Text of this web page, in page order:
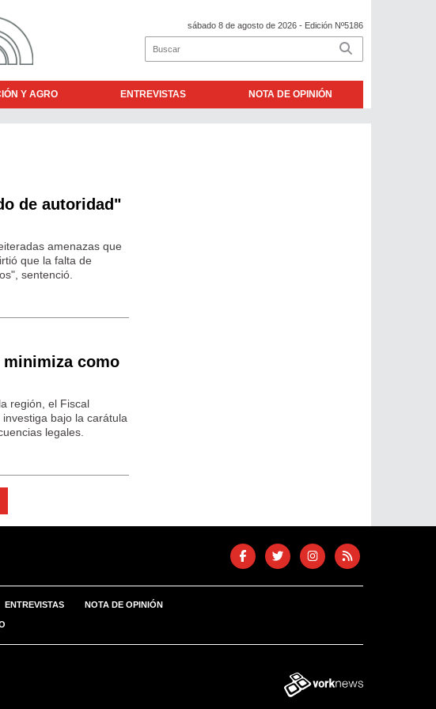
sábado 8 de agosto de 2026 - Edición Nº5186
Y AGRO ENTREVISTAS NOTA DE OPINIÓN
de autoridad"
amenazas que
que la falta de
sentenció.
minimiza como
región, el Fiscal
bajo la carátula
legales.
ENTREVISTAS NOTA DE OPINIÓN